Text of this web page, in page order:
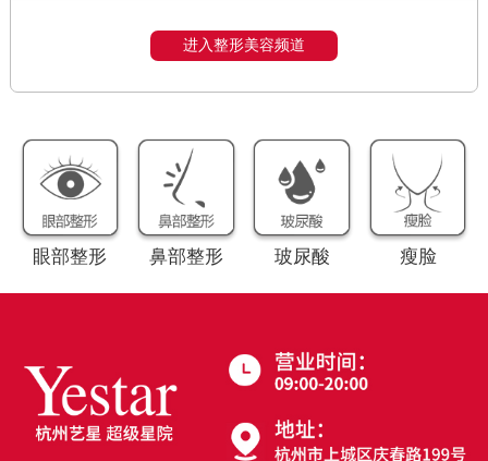
进入整形美容频道
眼部整形 鼻部整形 玻尿酸 瘦脸